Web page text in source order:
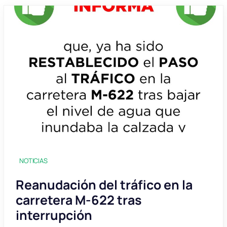
NOTICIAS
Reanudación del tráfico en la
carretera M-622 tras
interrupción